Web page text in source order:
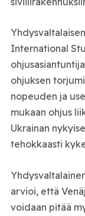
International
ohjuksen
nopeuden ja
mukaan ohjus
Ukrainan
tehokkaasti
arvioi, että
voidaan pitää